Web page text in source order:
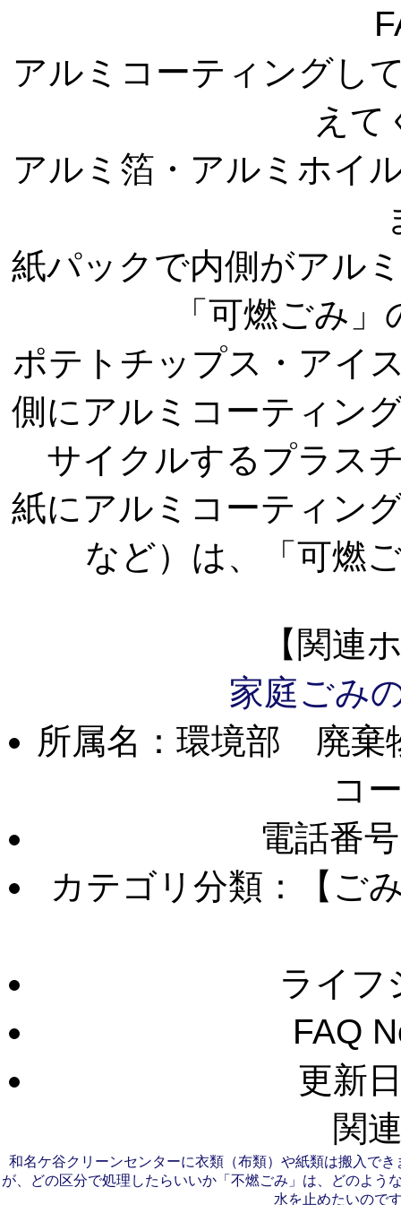
アルミコーティングし
えて
アルミ箔・アルミホイ
紙パックで内側がアル
「可燃ごみ
ポテトチップス・アイ
側にアルミコーティン
サイクルするプラス
紙にアルミコーティン
など）は、「可燃
【関連
家庭ごみ
所属名：環境部 廃棄
コ
電話番
カテゴリ分類：【ご
ライフ
FAQ
更新
関
和名ケ谷クリーンセンターに衣類（布類）や紙類は搬入でき
が、どの区分で処理したらいいか 「不燃ごみ」は、どのよう
水を止めたいので